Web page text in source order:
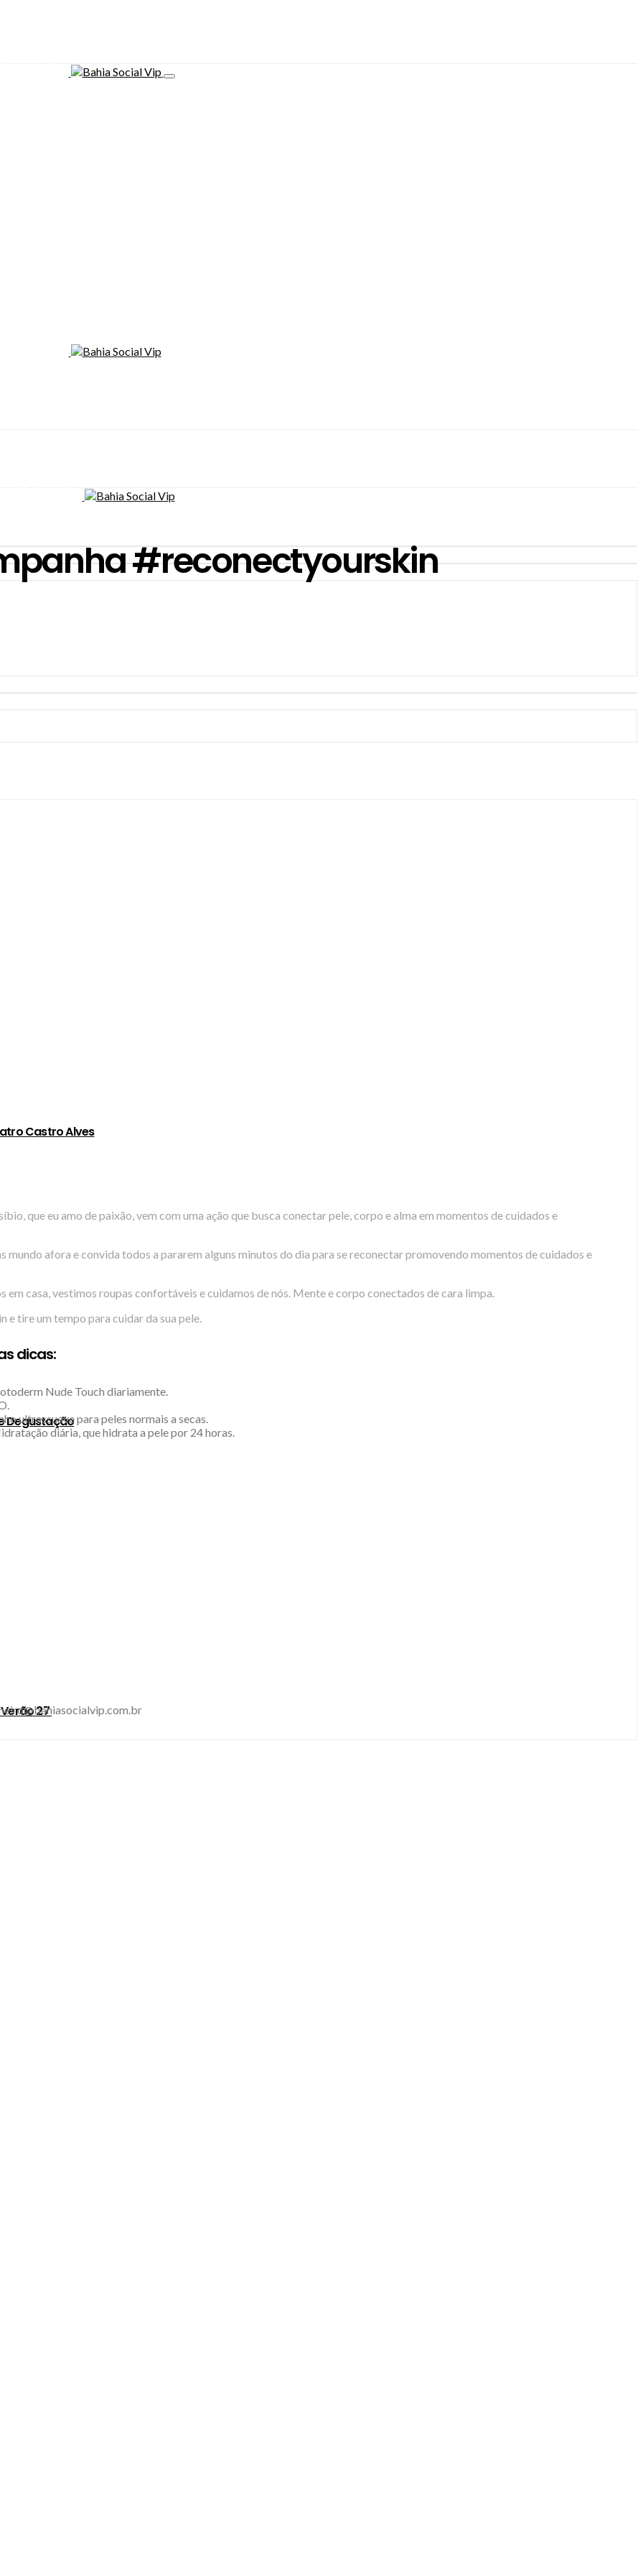
Castro Alves
Degustação
27
#reconectyourskin
que eu amo de paixão, vem com uma ação que busca conectar pele, corpo e alma em momentos de cuidados e
mundo afora e convida todos a pararem alguns minutos do dia para se reconectar promovendo momentos de cuidados e
em casa, vestimos roupas confortáveis e cuidamos de nós. Mente e corpo conectados de cara limpa.
tire um tempo para cuidar da sua pele.
dicas:
Nude Touch diariamente.
ultrassuave para peles normais a secas.
diária, que hidrata a pele por 24 horas.